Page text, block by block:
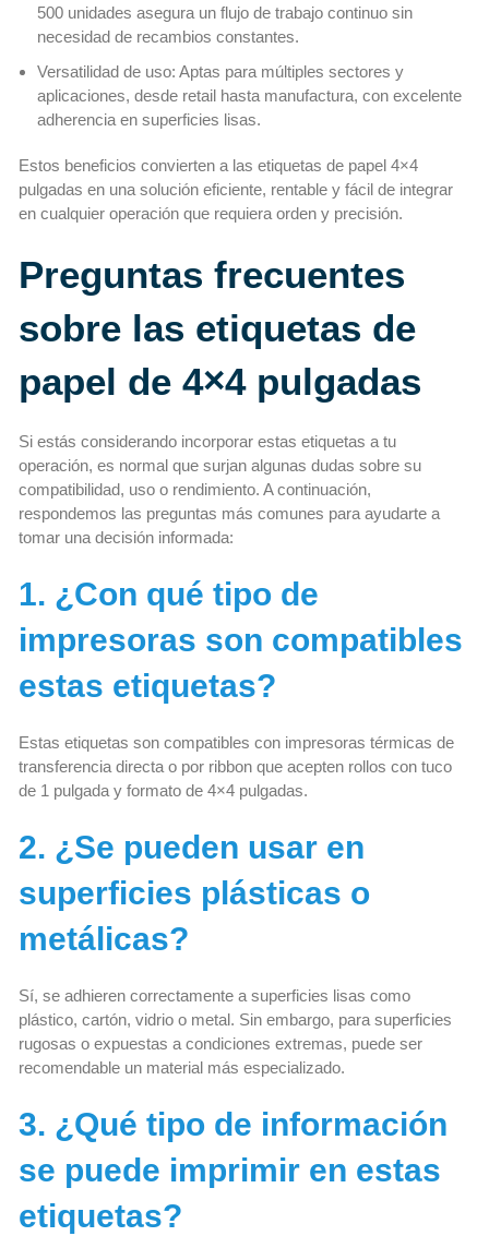
500 unidades asegura un flujo de trabajo continuo sin
necesidad de recambios constantes.
Versatilidad de uso: Aptas para múltiples sectores y
aplicaciones, desde retail hasta manufactura, con excelente
adherencia en superficies lisas.
Estos beneficios convierten a las etiquetas de papel 4×4
pulgadas en una solución eficiente, rentable y fácil de integrar
en cualquier operación que requiera orden y precisión.
Preguntas frecuentes
sobre las etiquetas de
papel de 4×4 pulgadas
Si estás considerando incorporar estas etiquetas a tu
operación, es normal que surjan algunas dudas sobre su
compatibilidad, uso o rendimiento. A continuación,
respondemos las preguntas más comunes para ayudarte a
tomar una decisión informada:
1. ¿Con qué tipo de
impresoras son compatibles
estas etiquetas?
Estas etiquetas son compatibles con impresoras térmicas de
transferencia directa o por ribbon que acepten rollos con tuco
de 1 pulgada y formato de 4×4 pulgadas.
2. ¿Se pueden usar en
superficies plásticas o
metálicas?
Sí, se adhieren correctamente a superficies lisas como
plástico, cartón, vidrio o metal. Sin embargo, para superficies
rugosas o expuestas a condiciones extremas, puede ser
recomendable un material más especializado.
3. ¿Qué tipo de información
se puede imprimir en estas
etiquetas?